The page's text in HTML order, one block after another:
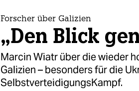
Forscher über Galizien
„Den Blick
Marcin Wiatr über die wieder
Galizien – besonders für die
SelbstverteidigungsKampf.